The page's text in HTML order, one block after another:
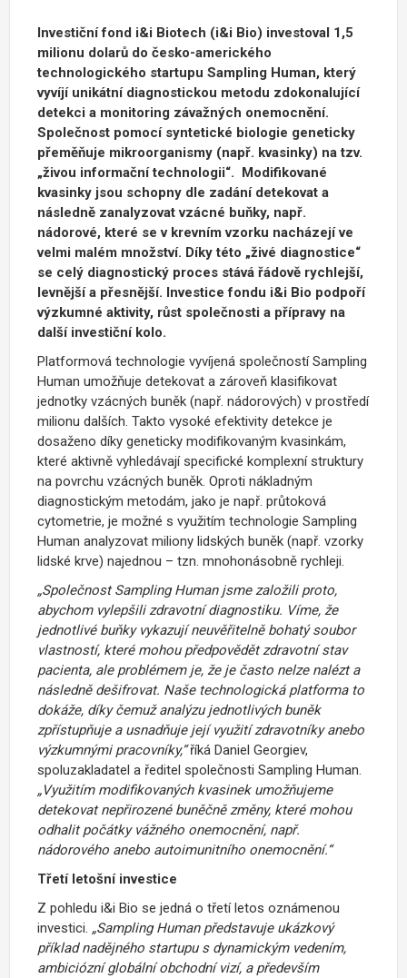
Investiční fond i&i Biotech (i&i Bio) investoval 1,5
milionu dolarů do česko-amerického
technologického startupu Sampling Human, který
vyvíjí unikátní diagnostickou metodu zdokonalující
detekci a monitoring závažných onemocnění.
Společnost pomocí syntetické biologie geneticky
přeměňuje mikroorganismy (např. kvasinky) na tzv.
„živou informační technologii“. Modifikované
kvasinky jsou schopny dle zadání detekovat a
následně zanalyzovat vzácné buňky, např.
nádorové, které se v krevním vzorku nacházejí ve
velmi malém množství. Díky této „živé diagnostice“
se celý diagnostický proces stává řádově rychlejší,
levnější a přesnější. Investice fondu i&i Bio podpoří
výzkumné aktivity, růst společnosti a přípravy na
další investiční kolo.
Platformová technologie vyvíjená společností Sampling
Human umožňuje detekovat a zároveň klasifikovat
jednotky vzácných buněk (např. nádorových) v prostředí
milionu dalších. Takto vysoké efektivity detekce je
dosaženo díky geneticky modifikovaným kvasinkám,
které aktivně vyhledávají specifické komplexní struktury
na povrchu vzácných buněk. Oproti nákladným
diagnostickým metodám, jako je např. průtoková
cytometrie, je možné s využitím technologie Sampling
Human analyzovat miliony lidských buněk (např. vzorky
lidské krve) najednou – tzn. mnohonásobně rychleji.
„Společnost Sampling Human jsme založili proto,
abychom vylepšili zdravotní diagnostiku. Víme, že
jednotlivé buňky vykazují neuvěřitelně bohatý soubor
vlastností, které mohou předpovědět zdravotní stav
pacienta, ale problémem je, že je často nelze nalézt a
následně dešifrovat. Naše technologická platforma to
dokáže, díky čemuž analýzu jednotlivých buněk
zpřístupňuje a usnadňuje její využití zdravotníky anebo
výzkumnými pracovníky,“říká Daniel Georgiev,
spoluzakladatel a ředitel společnosti Sampling Human.
„Využitím modifikovaných kvasinek umožňujeme
detekovat nepřirozené buněčně změny, které mohou
odhalit počátky vážného onemocnění, např.
nádorového anebo autoimunitního onemocnění.“
Třetí letošní investice
Z pohledu i&i Bio se jedná o třetí letos oznámenou
investici. „Sampling Human představuje ukázkový
příklad nadějného startupu s dynamickým vedením,
ambiciózní globální obchodní vizí, a především